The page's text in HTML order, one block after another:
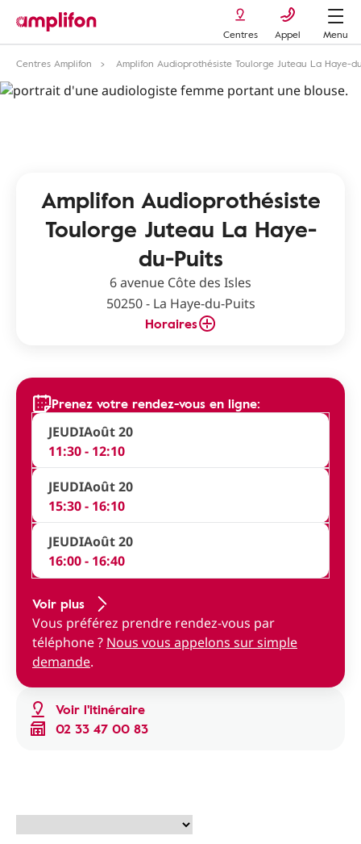
Centres Appel
Menu
Centres Amplifon
Amplifon Audioprothésiste Toulorge Juteau La Haye-
Amplifon Audioprothésiste
Toulorge Juteau La Haye-
du-Puits
6 avenue Côte des Isles
50250 - La Haye-du-Puits
Horaires
Voir l'itinéraire
02 33 47 00 83
Prenez votre rendez-vous en ligne:
JEUDIAoût 20
11:30 - 12:10
JEUDIAoût 20
15:30 - 16:10
JEUDIAoût 20
16:00 - 16:40
Voir plus
Vous préférez prendre rendez-vous par
téléphone ? Nous vous appelons sur simple
demande.